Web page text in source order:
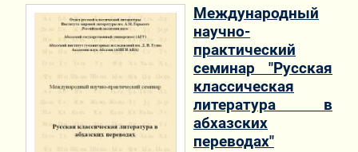
Международный
научно-
практический
семинар "Русская
классическая
литература в
абхазских
переводах"